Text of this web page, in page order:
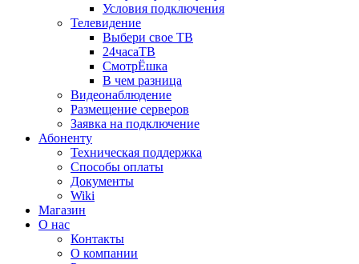
Условия подключения
Телевидение
Выбери свое ТВ
24часаТВ
СмотрЁшка
В чем разница
Видеонаблюдение
Размещение серверов
Заявка на подключение
Абоненту
Техническая поддержка
Способы оплаты
Документы
Wiki
Магазин
О нас
Контакты
О компании